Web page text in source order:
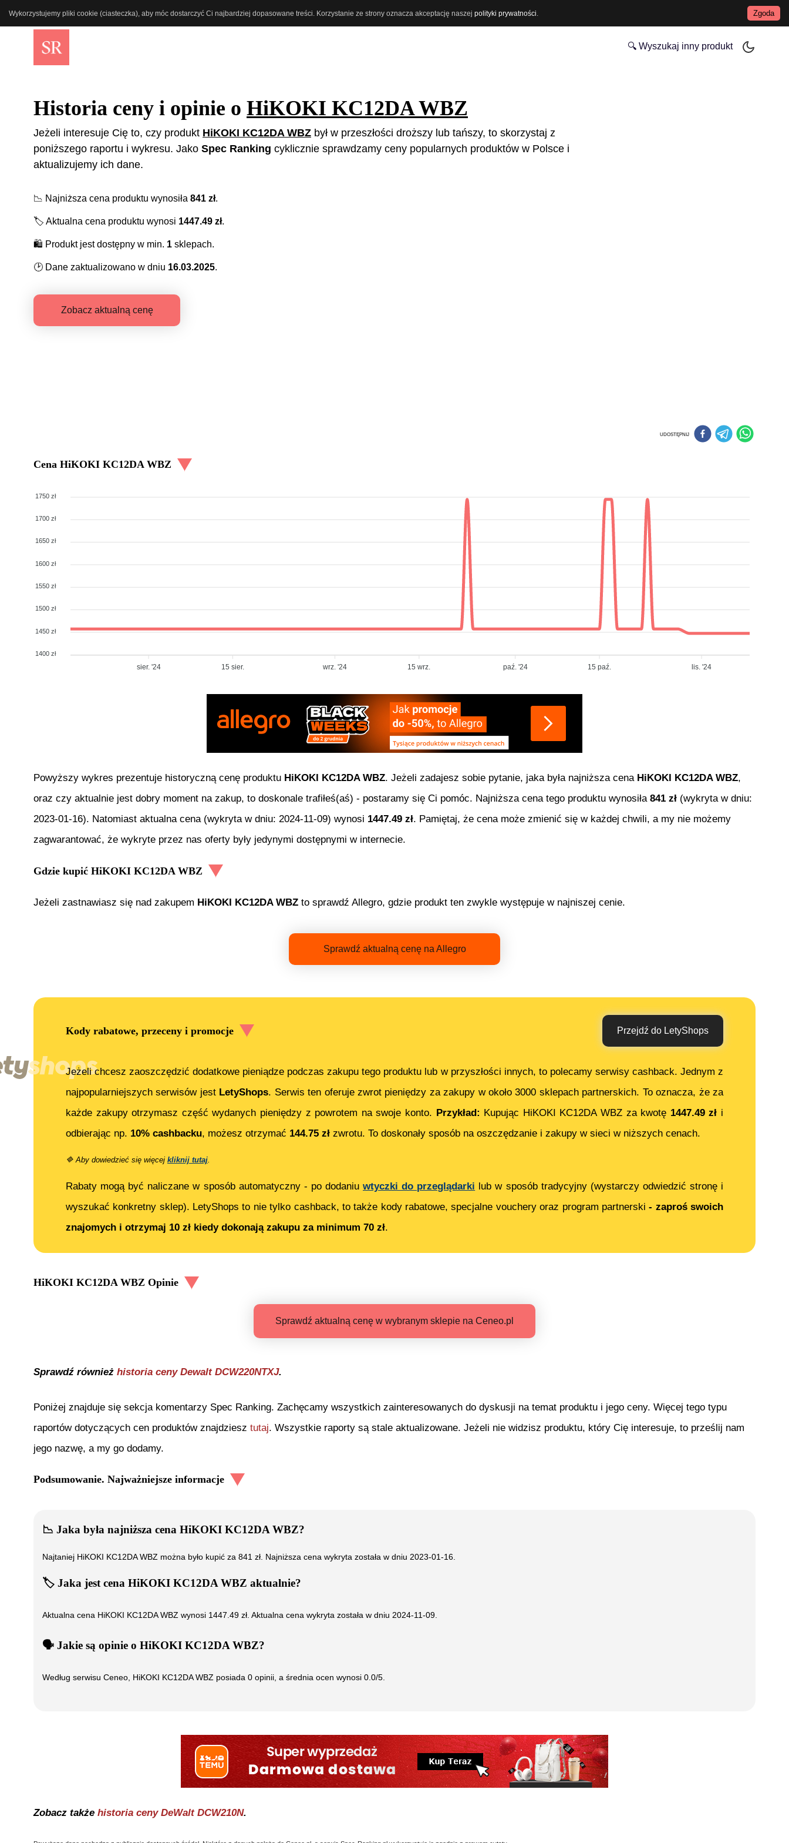
Wykorzystujemy pliki cookie (ciasteczka), aby móc dostarczyć Ci najbardziej dopasowane treści. Korzystanie ze strony oznacza akceptację naszej polityki prywatności Zgoda
🔍 Wyszukaj inny produkt
Historia ceny i opinie o HiKOKI KC12DA WBZ
Jeżeli interesuje Cię to, czy produkt HiKOKI KC12DA WBZ był w przeszłości droższy lub tańszy, to skorzystaj z
poniższego raportu i wykresu. Jako Spec Ranking cyklicznie sprawdzamy ceny popularnych produktów w Polsce i
aktualizujemy ich dane.
📉 Najniższa cena produktu wynosiła 841 zł.
🏷️ Aktualna cena produktu wynosi 1447.49 zł.
🛍️ Produkt jest dostępny w min. 1 sklepach.
🕑 Dane zaktualizowano w dniu 16.03.2025.
Zobacz aktualną cenę
UDOSTĘPNIJ
Cena HiKOKI KC12DA WBZ
1750 zł
1700 zł
1650 zł
1600 zł
1550 zł
1500 zł
1450 zł
1400 zł
sier. '24 15 sier. wrz. '24 15 wrz. paź. '24 15 paź. lis. '24
Powyższy wykres prezentuje historyczną cenę produktu HiKOKI KC12DA WBZ. Jeżeli zadajesz sobie pytanie, jaka była najniższa cena HiKOKI KC12DA WBZ,
oraz czy aktualnie jest dobry moment na zakup, to doskonale trafiłeś(aś) - postaramy się Ci pomóc. Najniższa cena tego produktu wynosiła 841 zł (wykryta w dniu:
2023-01-16). Natomiast aktualna cena (wykryta w dniu: 2024-11-09) wynosi 1447.49 zł. Pamiętaj, że cena może zmienić się w każdej chwili, a my nie możemy
zagwarantować, że wykryte przez nas oferty były jedynymi dostępnymi w internecie.
Gdzie kupić HiKOKI KC12DA WBZ
Jeżeli zastnawiasz się nad zakupem HiKOKI KC12DA WBZ to sprawdź Allegro, gdzie produkt ten zwykle występuje w najniszej cenie.
Sprawdź aktualną cenę na Allegro
Kody rabatowe, przeceny i promocje Przejdź do LetyShops
Jeżeli chcesz zaoszczędzić dodatkowe pieniądze podczas zakupu tego produktu lub w przyszłości innych, to polecamy serwisy cashback. Jednym z
najpopularniejszych serwisów jest LetyShops. Serwis ten oferuje zwrot pieniędzy za zakupy w około 3000 sklepach partnerskich. To oznacza, że za
każde zakupy otrzymasz część wydanych pieniędzy z powrotem na swoje konto. Przykład: Kupując HiKOKI KC12DA WBZ za kwotę 1447.49zł i
odbierając np. 10% cashbacku, możesz otrzymać 144.75 zł zwrotu. To doskonały sposób na oszczędzanie i zakupy w sieci w niższych cenach.
🔷 Aby dowiedzieć się więcej kliknij tutaj.
Rabaty mogą być naliczane w sposób automatyczny - po dodaniu wtyczki do przeglądarki lub w sposób tradycyjny (wystarczy odwiedzić stronę i
wyszukać konkretny sklep). LetyShops to nie tylko cashback, to także kody rabatowe, specjalne vouchery oraz program partnerski- zaproś swoich
znajomych i otrzymaj 10 zł kiedy dokonają zakupu za minimum 70 zł.
HiKOKI KC12DA WBZ Opinie
Sprawdź aktualną cenę w wybranym sklepie na Ceneo.pl
Sprawdź również historia ceny Dewalt DCW220NTXJ.
Poniżej znajduje się sekcja komentarzy Spec Ranking. Zachęcamy wszystkich zainteresowanych do dyskusji na temat produktu i jego ceny. Więcej tego typu
raportów dotyczących cen produktów znajdziesz tutaj. Wszystkie raporty są stale aktualizowane. Jeżeli nie widzisz produktu, który Cię interesuje, to prześlij nam
jego nazwę, a my go dodamy.
Podsumowanie. Najważniejsze informacje
📉 Jaka była najniższa cena HiKOKI KC12DA WBZ?
Najtaniej HiKOKI KC12DA WBZ można było kupić za 841 zł. Najniższa cena wykryta została w dniu 2023-01-16.
🏷️ Jaka jest cena HiKOKI KC12DA WBZ aktualnie?
Aktualna cena HiKOKI KC12DA WBZ wynosi 1447.49 zł. Aktualna cena wykryta została w dniu 2024-11-09
🗣️ ️ Jakie są opinie o HiKOKI KC12DA WBZ?
Według serwisu Ceneo, HiKOKI KC12DA WBZ posiada 0 opinii, a średnia ocen wynosi 0.0/5.
Zobacz także historia ceny DeWalt DCW210N.